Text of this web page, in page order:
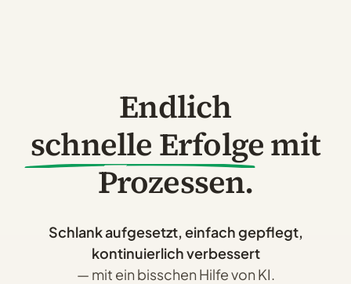
Endlich
schnelle Erfolgemit
Prozessen.
Schlank aufgesetzt, einfach gepflegt,
kontinuierlich verbessert
— mit ein bisschen Hilfe von KI.